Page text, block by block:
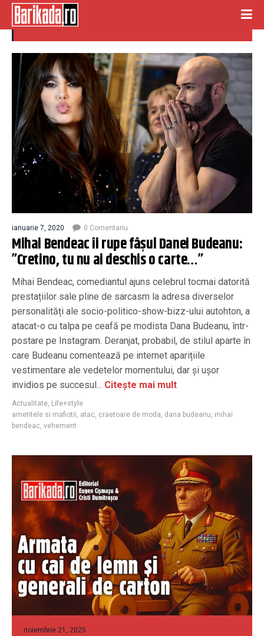
craetoare de moda
ianuarie 7, 2020 0 Comentariu
Mihai Bendeac îi rupe fâșul Danei Budeanu:
”Cretino, tu nu ai deschis o carte…”
Mihai Bendeac, comediantul ajuns celebrul tocmai datorită
prestațiilor sale pline de sarcasm la adresa diverselor
personalități ale socio-politico-show-bizz-ului autohton, a
atacat-o cu talpa pe ceafă pe modista Dana Budeanu, într-
postare pe Instagram. Deranjat, probabil, de stilul aparte în
care Budeanu comentează pe internet aparițiile
vestimentare ale vedetelor momentului, dar și ușor
invidios pe succesul... Citește mai mult
Actualitate, Life+style
ametitele si mafiotii, atac, craetoare de moda, dana budeanu, mihai
bendeac, vehement
noiembrie 21, 2025